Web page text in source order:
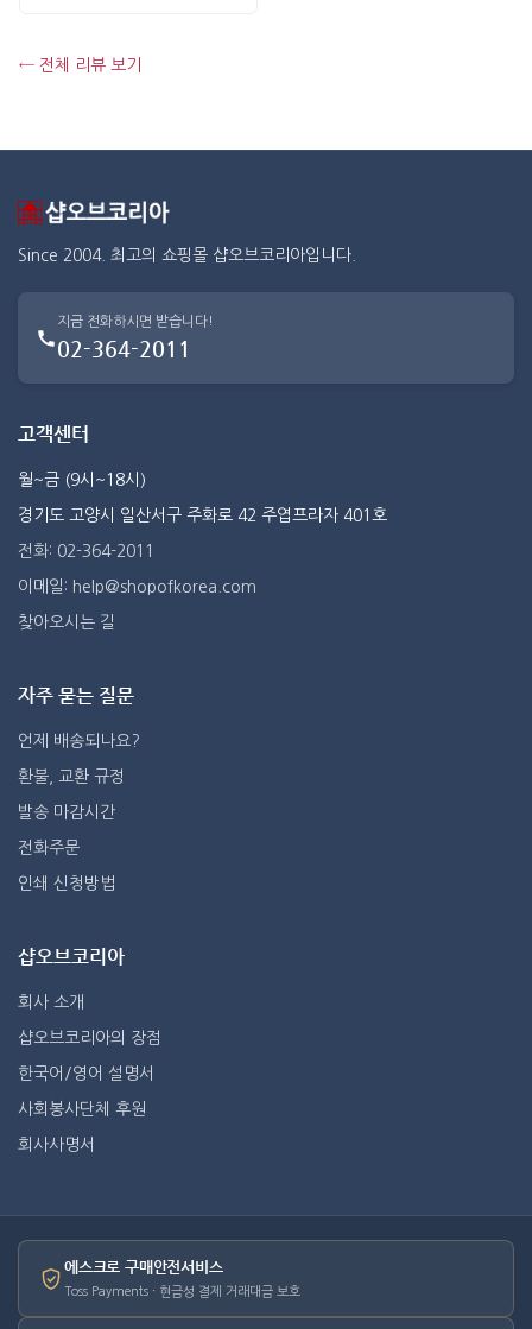
← 전체 리뷰 보기
Since 2004. 최고의 쇼핑몰 샵오브코리아입니다.
지금 전화하시면 받습니다!
02-364-2011
고객센터
월~금 (9시~18시)
경기도 고양시 일산서구 주화로 42 주엽프라자 401호
전화: 02-364-2011
이메일: help@shopofkorea.com
찾아오시는 길
자주 묻는 질문
언제 배송되나요?
환불, 교환 규정
발송 마감시간
전화주문
인쇄 신청방법
샵오브코리아
회사 소개
샵오브코리아의 장점
한국어/영어 설명서
사회봉사단체 후원
회사사명서
에스크로 구매안전서비스
Toss Payments · 현금성 결제 거래대금 보호